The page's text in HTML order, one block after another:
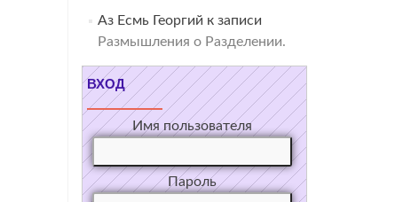
Аз Есмь Георгий к записи
Размышления о Разделении.
ВХОД
Имя пользователя
Пароль